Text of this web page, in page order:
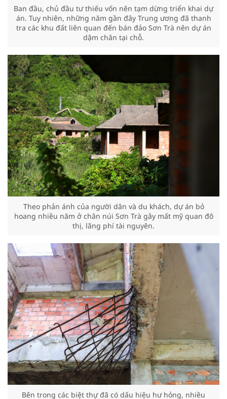
Ban đầu, chủ đầu tư thiếu vốn nên tạm dừng triển khai dự
án. Tuy nhiên, những năm gần đây Trung ương đã thanh
tra các khu đất liên quan đến bán đảo Sơn Trà nên dự án
dậm chân tại chỗ.
Theo phản ánh của người dân và du khách, dự án bỏ
hoang nhiều năm ở chân núi Sơn Trà gây mất mỹ quan đô
thị, lãng phí tài nguyên.
Bên trong các biệt thự đã có dấu hiệu hư hỏng, nhiều